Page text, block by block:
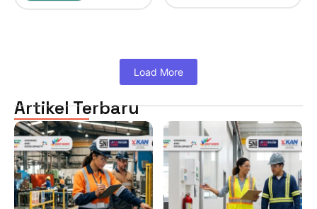
Load More
Artikel Terbaru